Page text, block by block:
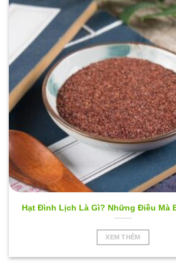
Hạt Đình Lịch Là Gì? Những Điều Mà
XEM THÊM